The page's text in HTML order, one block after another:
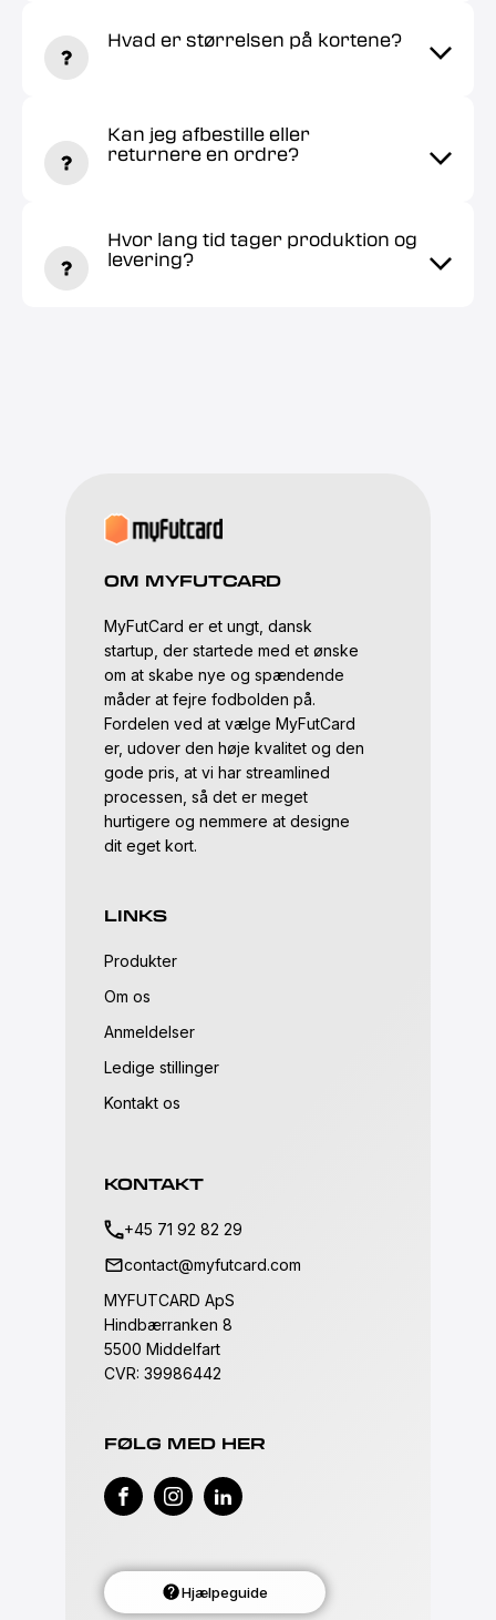
Hvad er størrelsen på kortene?
Kan jeg afbestille eller
returnere en ordre?
Hvor lang tid tager produktion og
levering?
OM MYFUTCARD
MyFutCard er et ungt, dansk
startup, der startede med et ønske
om at skabe nye og spændende
måder at fejre fodbolden på.
Fordelen ved at vælge MyFutCard
er, udover den høje kvalitet og den
gode pris, at vi har streamlined
processen, så det er meget
hurtigere og nemmere at designe
dit eget kort.
LINKS
Produkter
Om os
Anmeldelser
Ledige stillinger
Kontakt os
KONTAKT
+45 71 92 82 29
contact@myfutcard.com
MYFUTCARD ApS
Hindbærranken 8
5500 Middelfart
CVR: 39986442
FØLG MED HER
Hjælpeguide